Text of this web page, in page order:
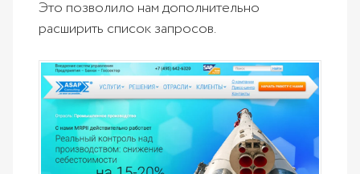
Это позволило нам дополнительно
расширить список запросов.